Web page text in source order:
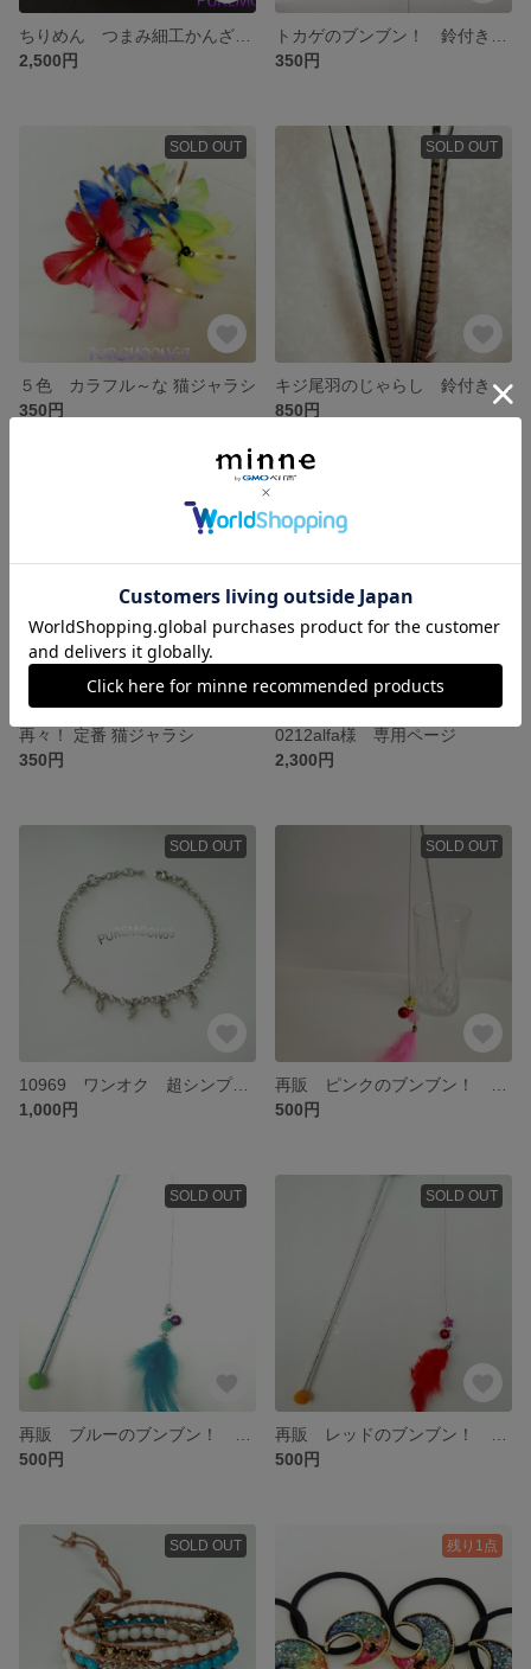
2,500円
350円
SOLD OUT
５色 カラフル～な 猫ジャラシ
350円
SOLD OUT
キジ尾羽のじゃらし 鈴付き ビッグサイズ！
850円
再々！ 定番 猫ジャラシ
350円
0212alfa様 専用ページ
2,300円
SOLD OUT
10969 ワンオク 超シンプルなアンクレット
1,000円
SOLD OUT
500円
SOLD OUT
500円
SOLD OUT
500円
SOLD OUT 残り1点